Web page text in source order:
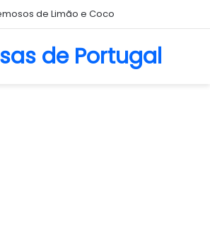
de Limão e Coco
de Portugal